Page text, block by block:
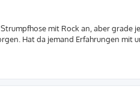
mit Rock an, aber grade
Hat da jemand Erfahrungen mit